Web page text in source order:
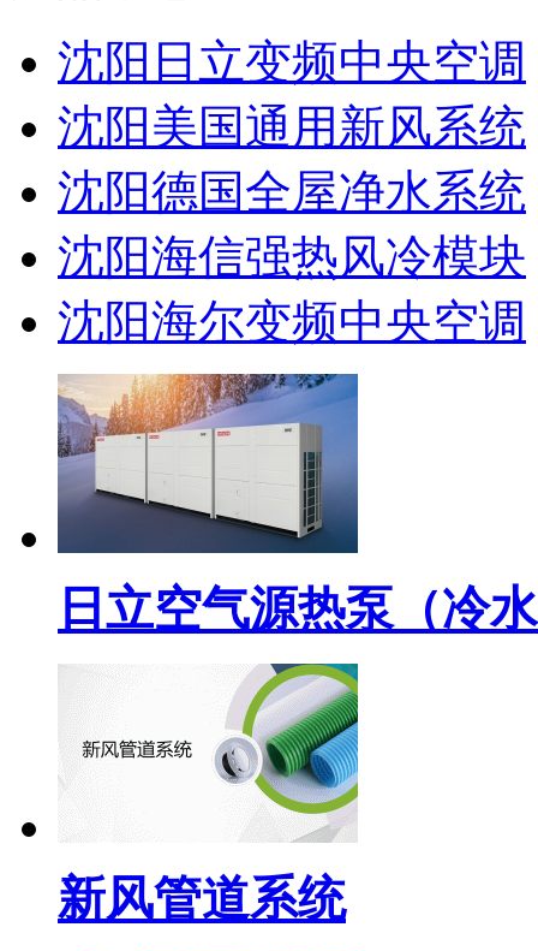
沈阳日立变频中央空调
沈阳美国通用新风系统
沈阳德国全屋净水系统
沈阳海信强热风冷模块
沈阳海尔变频中央空调
日立空气源热泵（冷水
新风管道系统